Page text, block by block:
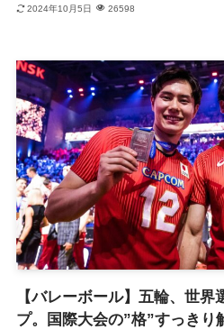
2024年10月5日 26598
【バレーボール】五輪、世界
プ。国際大会の”格”すっき